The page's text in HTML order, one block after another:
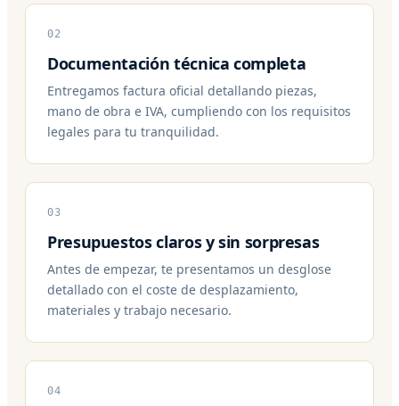
02
Documentación técnica completa
Entregamos factura oficial detallando piezas,
mano de obra e IVA, cumpliendo con los requisitos
legales para tu tranquilidad.
03
Presupuestos claros y sin sorpresas
Antes de empezar, te presentamos un desglose
detallado con el coste de desplazamiento,
materiales y trabajo necesario.
04